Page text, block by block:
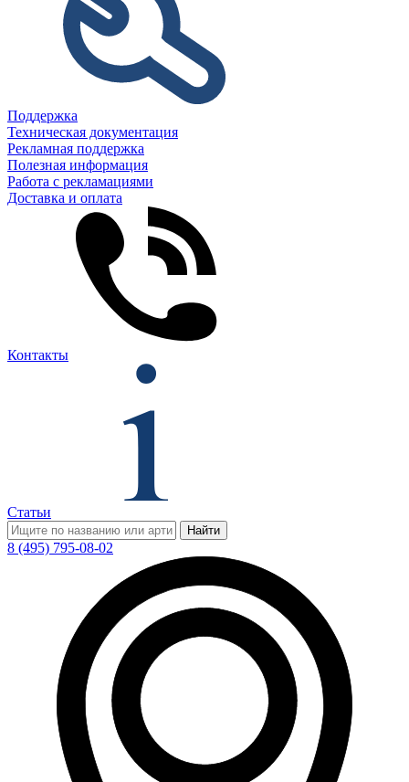
Поддержка
Техническая документация
Рекламная поддержка
Полезная информация
Работа с рекламациями
Доставка и оплата
Контакты
Статьи
Найти
8 (495) 795-08-02